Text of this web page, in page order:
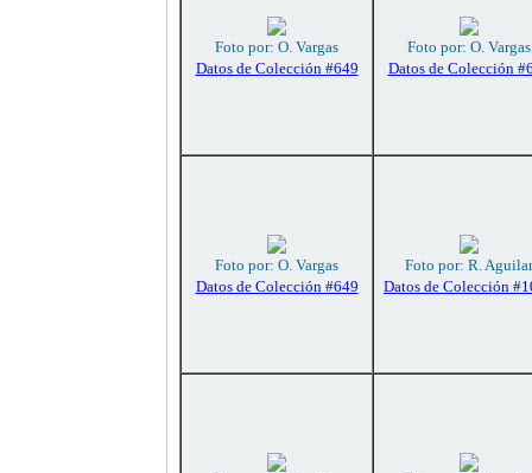
Foto por: O. Vargas
Datos de Colección #649
Foto por: O. Vargas
Datos de Colección
Foto por: O. Vargas
Datos de Colección #649
Foto por: R. Aguilar
Datos de Colección